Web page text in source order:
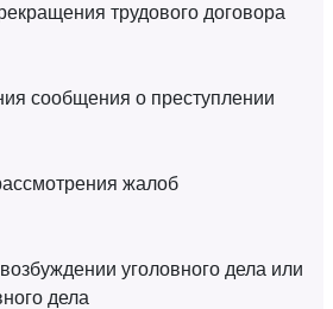
трудового договора
сообщения о преступлении
жалоб
уголовного дела или
дела